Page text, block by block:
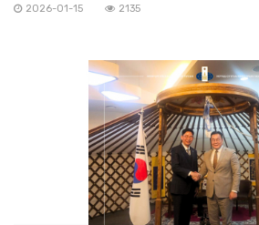
2026-01-15 2135